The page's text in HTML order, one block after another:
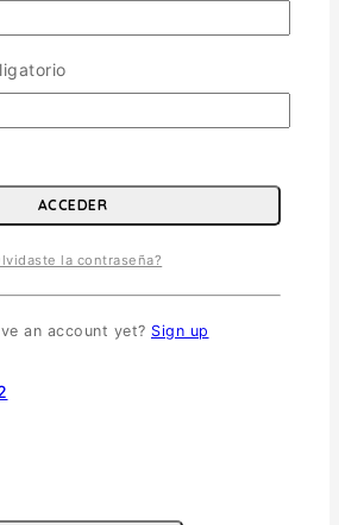
CHILD MENU
TOGGLE CHILD MENU
ACCEDER
la contraseña?
an account yet? Sign up